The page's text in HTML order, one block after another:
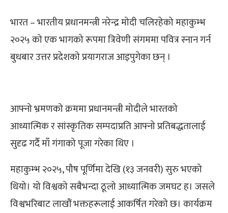
भारत – भारतीय प्रधानमन्त्री नरेन्द्र मोदी चलिरहेको महाकुम्भ
२०२५ को एक भागको रूपमा त्रिवेणी संगममा पवित्र स्नान गर्न
बुधबार उत्तर प्रदेशको प्रयागराज आइपुगेका छन् ।
आफ्नो भ्रमणको क्रममा प्रधानमन्त्री मोदीले भारतको
आध्यात्मिक र सांस्कृतिक सम्पदाप्रति आफ्नो प्रतिबद्धतालाई
सुदृढ गर्दै माँ गंगाको पूजा गरेका थिए ।
महाकुम्भ २०२५, पौष पूर्णिमा देखि (१३ जनवरी) सुरु भएको
थियो। यो विश्वको सबैभन्दा ठूलो आध्यात्मिक जमघट ह। जसले
विश्वभरिबाट लाखौं भक्तहरूलाई आकर्षित गरेको छ। कार्यक्रम